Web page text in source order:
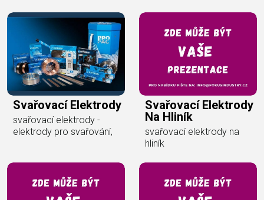
Svařovací Elektrody
svařovací elektrody -
elektrody pro svařování,
Svařovací Elektrody
Na Hliník
svařovací elektrody na
hliník